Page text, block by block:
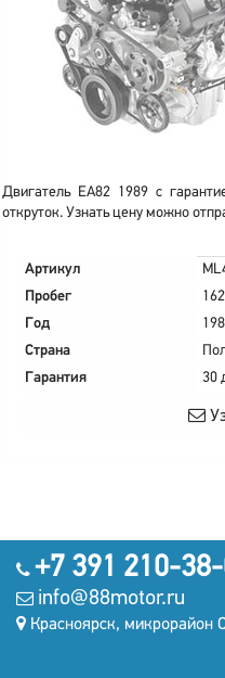
Двигатель EA82 1989 с
откруток. Узнать цену можно
Артикул
Пробег
Год
Страна
Гарантия
30
+7 391 210-
info@88motor.ru
Красноярск, микрорайон